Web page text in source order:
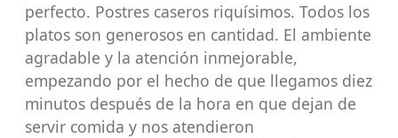
perfecto. Postres caseros riquísimos. Todos los
platos son generosos en cantidad. El ambiente
agradable y la atención inmejorable,
empezando por el hecho de que llegamos diez
minutos después de la hora en que dejan de
servir comida y nos atendieron